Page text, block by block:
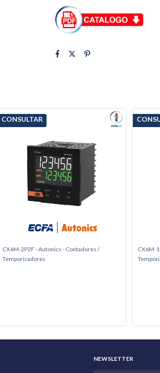
CX6M-2P2F - Autonics - Contadores /
Temporizadores
CX6M-
NEWSLETTER